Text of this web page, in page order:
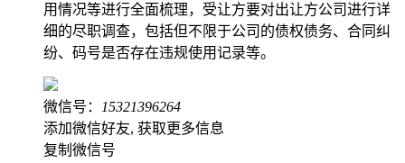
用情况等进行全面梳理，受让方要对出让方公司进行详
细的尽职调查，包括但不限于公司的债权债务、合同纠
纷、码号是否存在违规使用记录等。
微信号： 15321396264
添加微信好友, 获取更多信息
复制微信号